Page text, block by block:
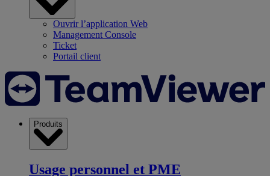
Ouvrir l’application Web
Management Console
Ticket
Portail client
Produits
Usage personnel et PME